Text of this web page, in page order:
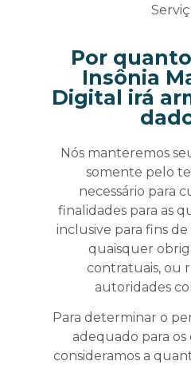
Por
Insônia
Digital irá
Nós manteremos
somente pelo
necessário para
finalidades para as
inclusive para fins
quaisquer
contratuais, ou
autoridades
Para determinar o
adequado para os
consideramos a